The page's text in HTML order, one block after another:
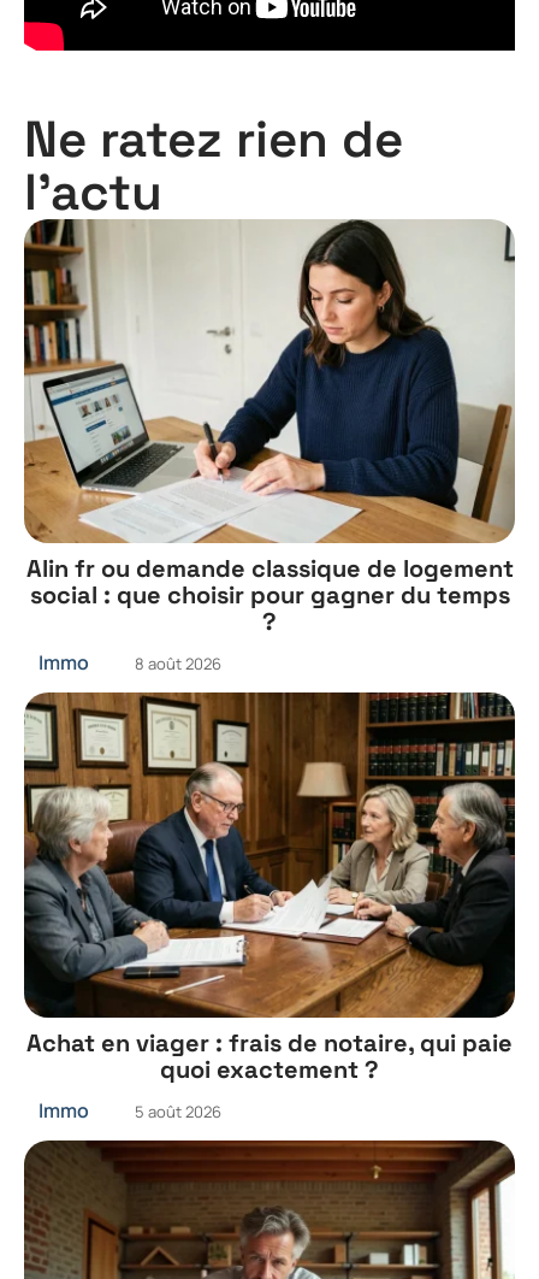
Ne ratez rien de
l'actu
Alin fr ou demande classique de logement
social : que choisir pour gagner du temps
?
Immo 8 août 2026
Achat en viager : frais de notaire, qui paie
quoi exactement ?
Immo 5 août 2026